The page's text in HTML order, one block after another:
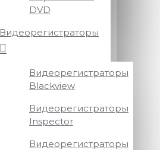
DVD
Видеорегистраторы
Видеорегистраторы
Blackview
Видеорегистраторы
Inspector
Видеорегистраторы